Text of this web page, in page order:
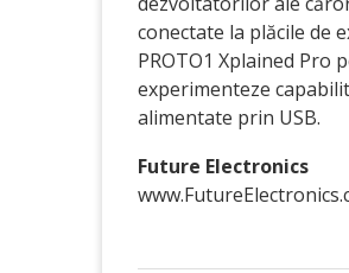
conectate la plăcile de
PROTO1 Xplained Pro
experimenteze
alimentate prin USB.
Future Electronics